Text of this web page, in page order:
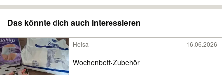
Das könnte dich auch interessieren
Helsa 16.06.2026
Wochenbett-Zubehör